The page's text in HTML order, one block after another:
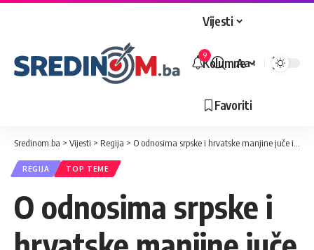
Vijesti
Kolumne
Favoriti
9
Veličina
Aa
Sredinom.ba > Vijesti > Regija > O odnosima srpske i hrvatske manjine juče i danas, a sutra kako bude
REGIJA TOP TEME
O odnosima srpske i